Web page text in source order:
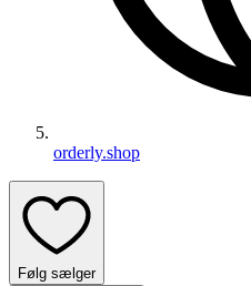
orderly.shop
Følg sælger